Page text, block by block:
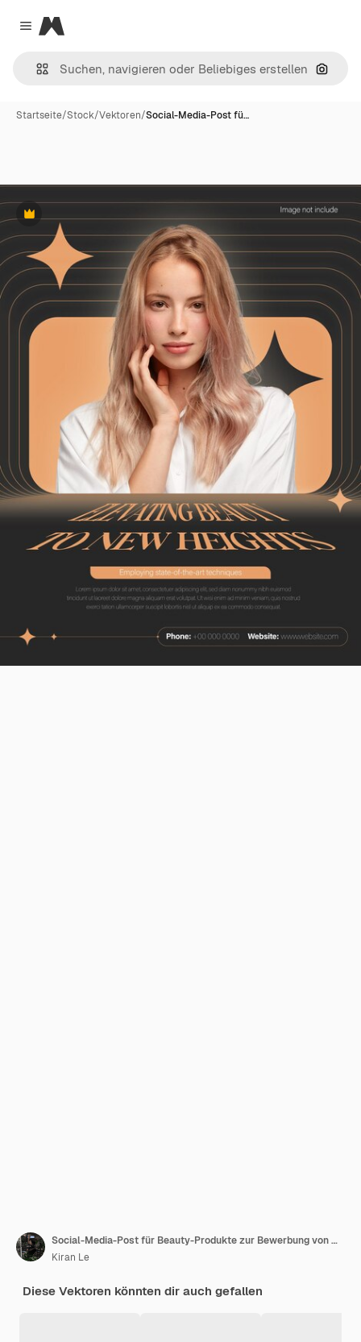
Close menu
Magnific
Nach
Startseite/Stock/Vektoren/Social-Media-Post fü…
Premium
Social-Media-Post für Beauty-Produkte zur Bewerbung von Werbung
Kiran Le
Diese Vektoren könnten dir auch gefallen